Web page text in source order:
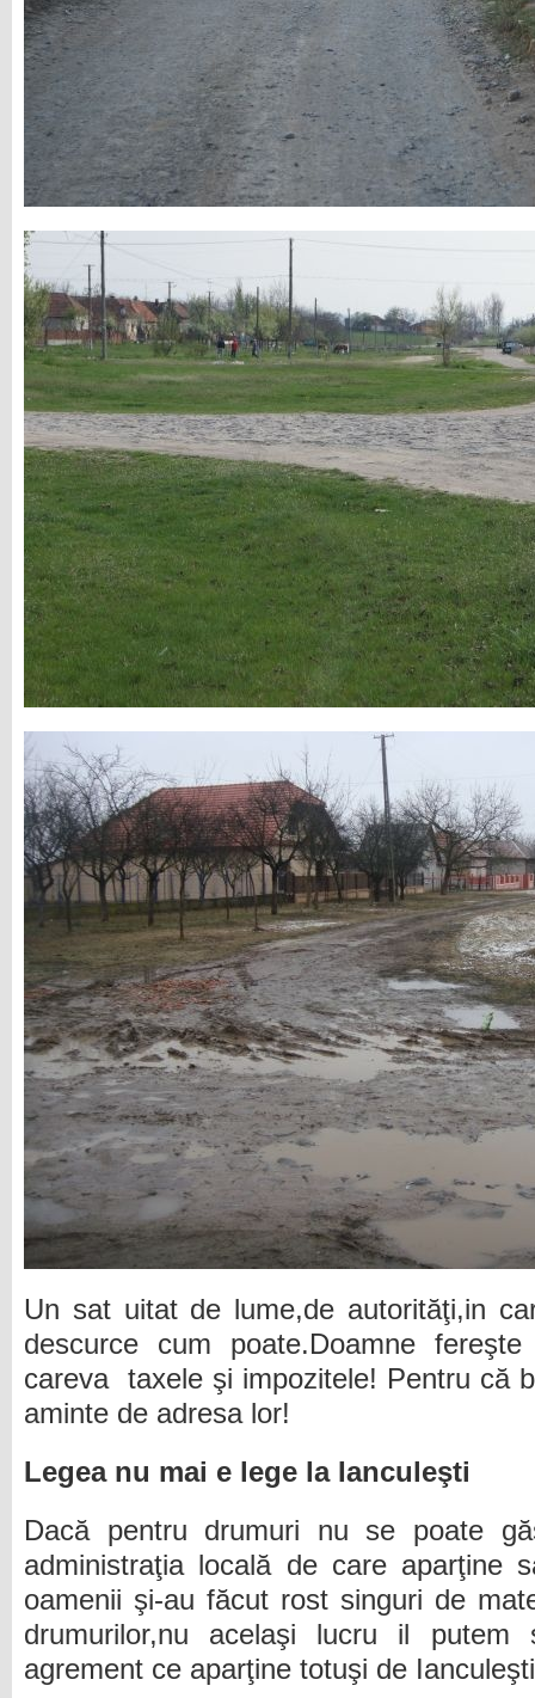
Un sat uitat de lume,de autorităţi,in
descurce cum poate.Doamne
careva
taxele şi impozitele! Pentru că
aminte de adresa lor!
Legea nu mai e lege la Ianculeşti
Dacă pentru drumuri nu se poate
administraţia locală de care aparţine
oamenii şi-au făcut rost singuri de
drumurilor,nu acelaşi lucru il putem
agrement ce aparţine totuşi de